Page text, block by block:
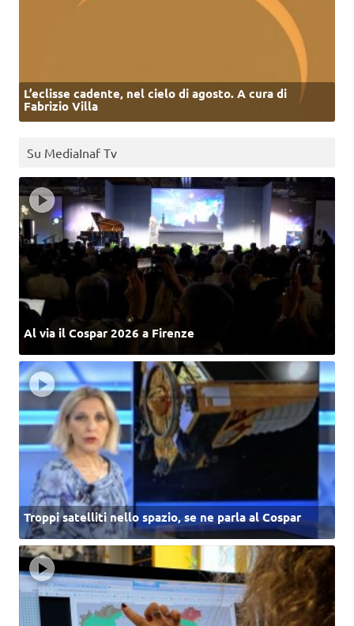
L’eclisse cadente, nel cielo di agosto. A cura di
Fabrizio Villa
Su MediaInaf Tv
Al via il Cospar 2026 a Firenze
Troppi satelliti nello spazio, se ne parla al Cospar